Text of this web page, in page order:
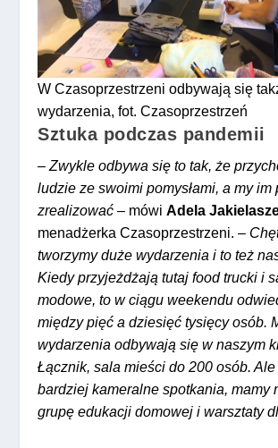
W Czasoprzestrzeni odbywają się
wydarzenia, fot. Czasoprzestrzeń
Sztuka podczas pandemii
–Zwykle odbywa się to tak, że
ludzie ze swoimi pomysłami, a my im
zrealizować – mówiAdela
menadżerka Czasoprzestrzeni. –
tworzymy duże wydarzenia i to też
Kiedy przyjeżdżają tutaj food trucki i
modowe, to w ciągu weekendu
między pięć a dziesięć tysięcy osób.
wydarzenia odbywają się w naszym
Łącznik, sala mieści do 200 osób. Ale
bardziej kameralne spotkania, mamy
grupę edukacji domowej i warsztaty